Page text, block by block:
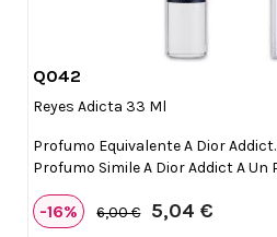
Q042
Reyes Adicta 33 Ml
Profumo Equivalente A Dior
Profumo Simile A Dior Addict A Un
-16% 6,00 € 5,04 €